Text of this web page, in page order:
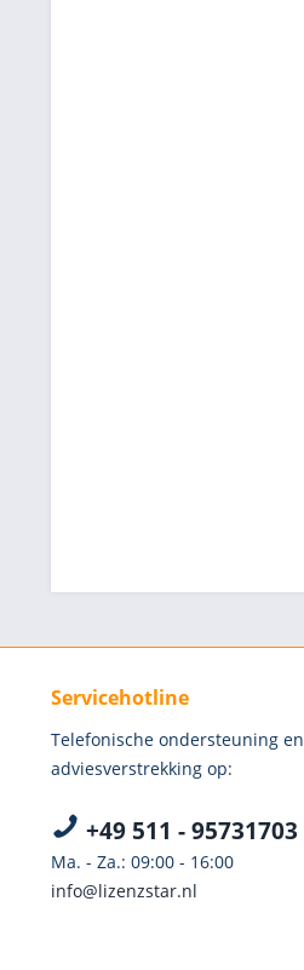
Servicehotline
Telefonische ondersteuning en
adviesverstrekking op:
+49 511 - 95731703
Ma. - Za.: 09:00 - 16:00
info@lizenzstar.nl